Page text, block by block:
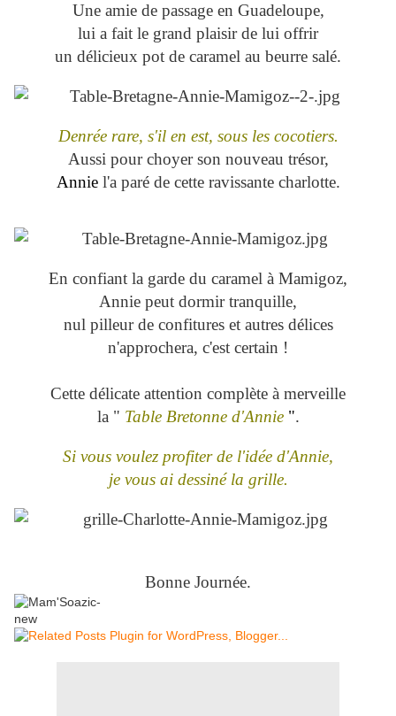
Une amie de passage en Guadeloupe,
lui a fait le grand plaisir de lui offrir
un délicieux pot de caramel au beurre salé.
Denrée rare, s'il en est, sous les cocotiers.
Aussi pour choyer son nouveau trésor,
Anniel'a paré de cette ravissante charlotte.
En confiant la garde du caramel à Mamigoz,
Annie peut dormir tranquille,
nul pilleur de confitures et autres délices
n'approchera, c'est certain !
Cette délicate attention complète à merveille
la " Table Bretonne d'Annie".
Si vous voulez profiter de l'idée d'Annie,
je vous ai dessiné la grille.
Bonne Journée.